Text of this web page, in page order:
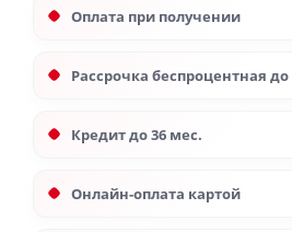
Оплата при получении
Рассрочка беспроцентная до
Кредит до 36 мес.
Онлайн-оплата картой